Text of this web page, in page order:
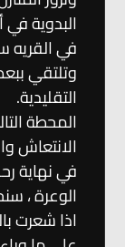
البدوية في
في القريه
وتلتقي
التقليدية‪.‬
المحطة
الانتعاش
في نهاية
الوعرة ،
اذا شعرت